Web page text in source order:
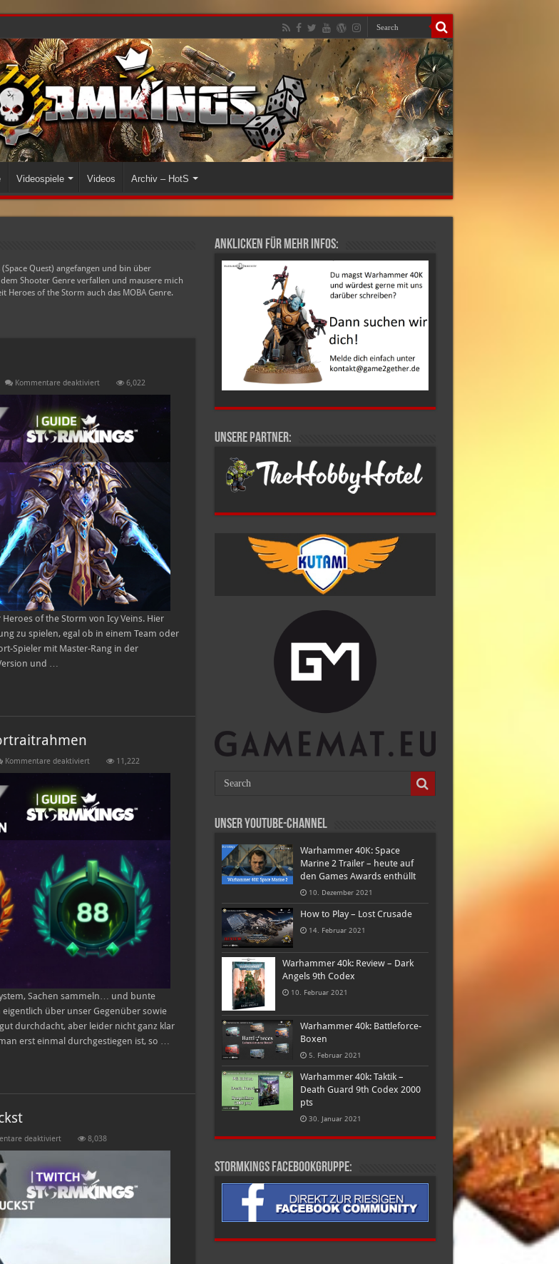
Videospiele Videos Archiv – HotS
Quest) angefangen und bin über
Shooter Genre verfallen und mausere mich
Heroes of the Storm auch das MOBA Genre.
Kommentare deaktiviertfür
Guide
meinen
Zorn“
6,022
of the Storm von Icy Veins. Hier
zu spielen, egal ob in einem Team oder
Spieler mit Master-Rang in der
und …
Kommentare deaktiviertfür
–
Das
Geheimnis
der
11,222
Sachen sammeln… und bunte
über unser Gegenüber sowie
durchdacht, aber leider nicht ganz klar
erst einmal durchgestiegen ist, so …
deaktiviertfür
uns
die
Partnerschaft
abgeluckst
8,038
Anklicken für mehr Infos:
Unsere Partner:
Unser Youtube-Channel
Warhammer 40K: Space
Marine 2 Trailer – heute auf
den Games Awards enthüllt
10. Dezember 2021
How to Play – Lost Crusade
14. Februar 2021
Warhammer 40k: Review – Dark
Angels 9th Codex
10. Februar 2021
Warhammer 40k: Battleforce-
Boxen
5. Februar 2021
Warhammer 40k: Taktik –
Death Guard 9th Codex 2000
pts
30. Januar 2021
Stormkings Facebookgruppe: